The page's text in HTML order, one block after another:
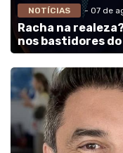
NOTÍCIAS - 07 de
Racha na
nos bastidores